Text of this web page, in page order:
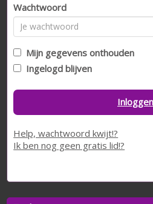
Wachtwoord
Mijn gegevens onthouden
Ingelogd blijven
Inloggen
Help, wachtwoord kwijt!?
Ik ben nog geen gratis lid!?